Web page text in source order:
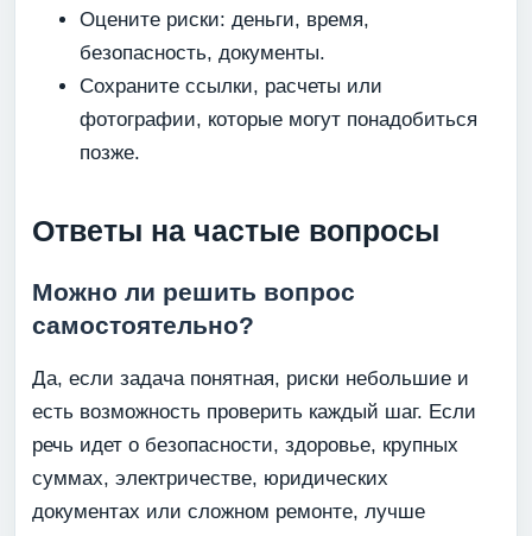
Оцените риски: деньги, время,
безопасность, документы.
Сохраните ссылки, расчеты или
фотографии, которые могут понадобиться
позже.
Ответы на частые вопросы
Можно ли решить вопрос
самостоятельно?
Да, если задача понятная, риски небольшие и
есть возможность проверить каждый шаг. Если
речь идет о безопасности, здоровье, крупных
суммах, электричестве, юридических
документах или сложном ремонте, лучше